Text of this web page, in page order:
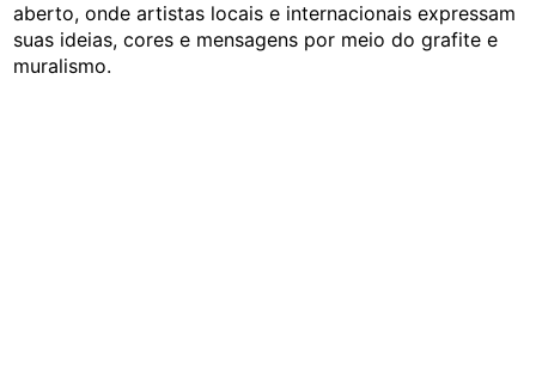
aberto, onde artistas locais e internacionais expressam
suas ideias, cores e mensagens por meio do grafite e
muralismo.